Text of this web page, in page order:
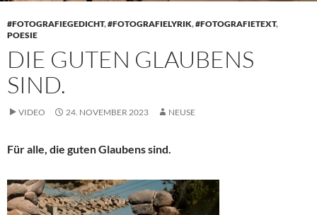
#FOTOGRAFIEGEDICHT,#FOTOGRAFIELYRIK,#FOTOGRAFIETEXT,
POESIE
DIE GUTEN GLAUBENS
SIND.
VIDEO 24. NOVEMBER 2023 NEUSE
Für alle, die guten Glaubens sind.